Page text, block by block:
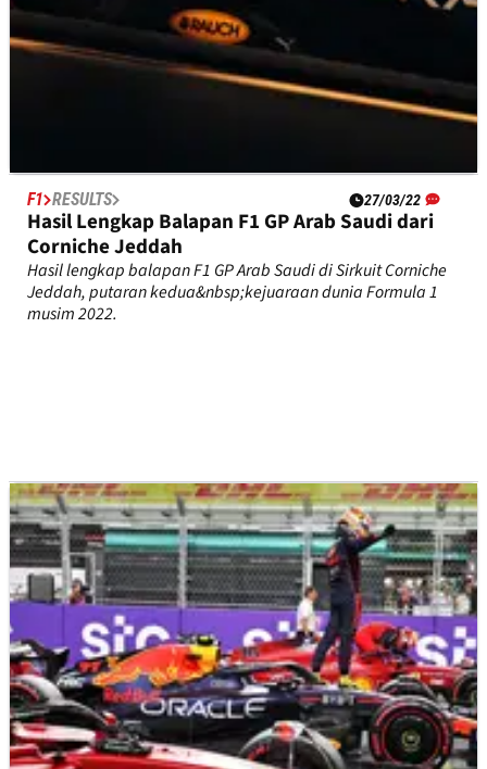
F1 RESULTS 27/03/22
Hasil Lengkap Balapan F1 GP Arab Saudi dari
Corniche Jeddah
Hasil lengkap balapan F1 GP Arab Saudi di Sirkuit Corniche
Jeddah, putaran kedua&nbsp;kejuaraan dunia Formula 1
musim 2022.